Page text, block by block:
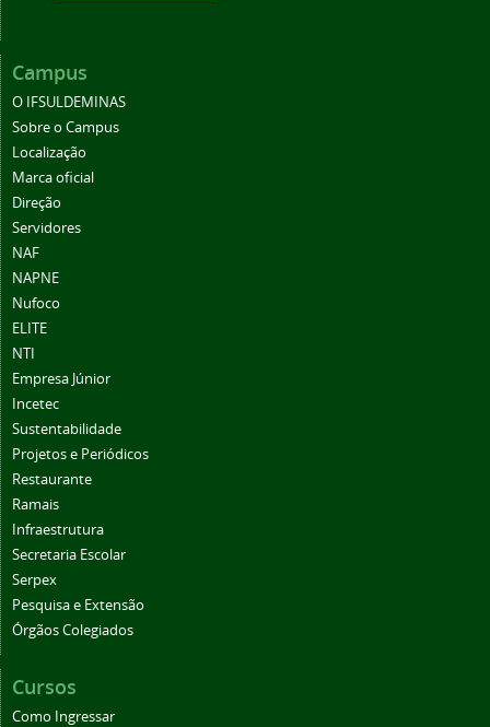
Campus
O IFSULDEMINAS
Sobre o Campus
Localização
Marca oficial
Direção
Servidores
NAF
NAPNE
Nufoco
ELITE
NTI
Empresa Júnior
Incetec
Sustentabilidade
Projetos e Periódicos
Restaurante
Ramais
Infraestrutura
Secretaria Escolar
Serpex
Pesquisa e Extensão
Órgãos Colegiados
Cursos
Como Ingressar